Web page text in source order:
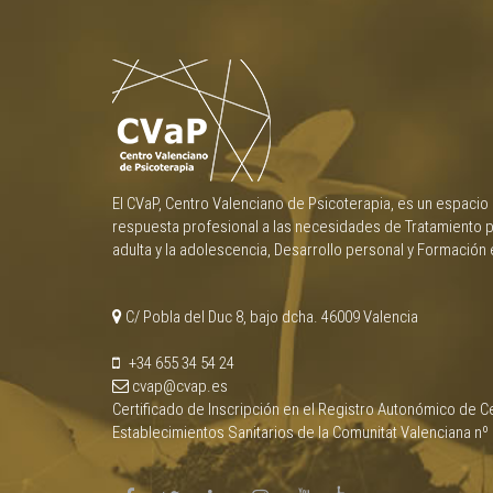
El CVaP, Centro Valenciano de Psicoterapia, es un
respuesta profesional a las necesidades de Tratamiento
adulta y la adolescencia, Desarrollo personal y
C/ Pobla del Duc 8, bajo dcha. 46009 Valencia
+34 655 34 54 24
cvap@cvap.es
Certificado de Inscripción en el Registro Autonómico de
Establecimientos Sanitarios de la Comunitat Valenciana nº